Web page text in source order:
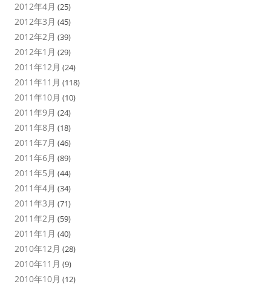
2012年4月 (25)
2012年3月 (45)
2012年2月 (39)
2012年1月 (29)
2011年12月 (24)
2011年11月 (118)
2011年10月 (10)
2011年9月 (24)
2011年8月 (18)
2011年7月 (46)
2011年6月 (89)
2011年5月 (44)
2011年4月 (34)
2011年3月 (71)
2011年2月 (59)
2011年1月 (40)
2010年12月 (28)
2010年11月 (9)
2010年10月 (12)